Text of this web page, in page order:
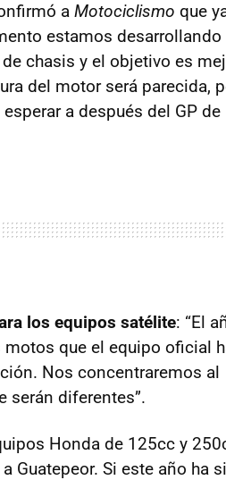
a Motociclismo que
estamos desarrollando
chasis y el objetivo es
del motor será parecida,
a después del GP de
los equipos satélite: “El
que el equipo oficial
Nos concentraremos al
serán diferentes”.
Honda de 125cc y
Guatepeor. Si este año ha